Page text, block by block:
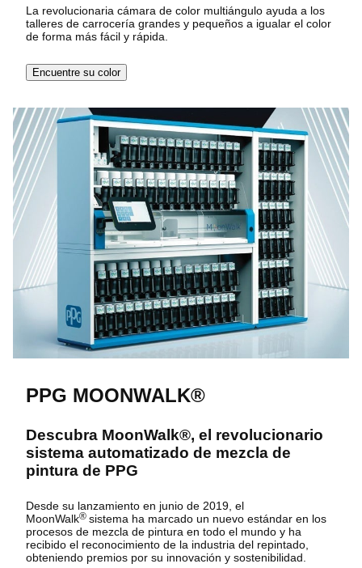
La revolucionaria cámara de color multiángulo ayuda a los
talleres de carrocería grandes y pequeños a igualar el color
de forma más fácil y rápida.
Encuentre su color
PPG MOONWALK®
Descubra MoonWalk®, el revolucionario
sistema automatizado de mezcla de
pintura de PPG
Desde su lanzamiento en junio de 2019, el
MoonWalk® sistema ha marcado un nuevo estándar en los
procesos de mezcla de pintura en todo el mundo y ha
recibido el reconocimiento de la industria del repintado,
obteniendo premios por su innovación y sostenibilidad.